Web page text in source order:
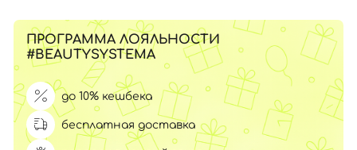
ПРОГРАММА ЛОЯЛЬНОСТИ
#BEAUTYSYSTEMA
до 10% кешбека
бесплатная доставка